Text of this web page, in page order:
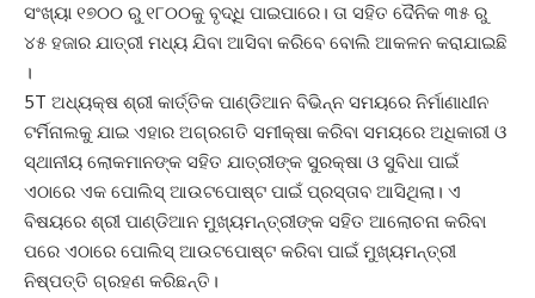
ସଂଖ୍ୟା ୧୭୦୦ ରୁ ୧୮୦୦କୁ ବୃଦ୍ଧି ପାଇପାରେ। ତା ସହିତ ଦୈନିକ ୩୫ ରୁ
୪୫ ହଜାର ଯାତ୍ରୀ ମଧ୍ୟ ଯିବା ଆସିବା କରିବେ ବୋଲି ଆକଳନ କରାଯାଇଛି
।
5T ଅଧ୍ୟକ୍ଷ ଶ୍ରୀ କାର୍ତ୍ତିକ ପାଣ୍ଡିଆନ ବିଭିନ୍ନ ସମୟରେ ନିର୍ମାଣାଧୀନ
ଟର୍ମିନାଲକୁ ଯାଇ ଏହାର ଅଗ୍ରଗତି ସମୀକ୍ଷା କରିବା ସମୟରେ ଅଧିକାରୀ ଓ
ସ୍ଥାନୀୟ ଲୋକମାନଙ୍କ ସହିତ ଯାତ୍ରୀଙ୍କ ସୁରକ୍ଷା ଓ ସୁବିଧା ପାଇଁ
ଏଠାରେ ଏକ ପୋଲିସ୍‌ ଆଉଟପୋଷ୍ଟ ପାଇଁ ପ୍ରସ୍ତାବ ଆସିଥିଲା। ଏ
ବିଷୟରେ ଶ୍ରୀ ପାଣ୍ଡିଆନ ମୁଖ୍ୟମନ୍ତ୍ରୀଙ୍କ ସହିତ ଆଲୋଚନା କରିବା
ପରେ ଏଠାରେ ପୋଲିସ୍‌ ଆଉଟପୋଷ୍ଟ କରିବା ପାଇଁ ମୁଖ୍ୟମନ୍ତ୍ରୀ
ନିଷ୍ପତ୍ତି ଗ୍ରହଣ କରିଛନ୍ତି।